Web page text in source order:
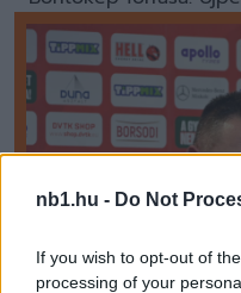
nb1.hu - Do Not
If you wish to opt-out of
processing of your